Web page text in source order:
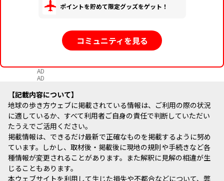
ポイントを貯めて限定グッズをゲット！
コミュニティを見る
AD
AD
記載内容について
地球の歩き方ウェブに掲載されている情報は、ご利用の際の状況
に適しているか、すべて利用者ご自身の責任で判断していただい
たうえでご活用ください。
掲載情報は、できるだけ最新で正確なものを掲載するように努め
ています。しかし、取材後・掲載後に現地の規則や手続きなど各
種情報が変更されることがあります。また解釈に見解の相違が生
じることもあります。
本ウェブサイトを利用して生じた損失や不都合などについて、弊